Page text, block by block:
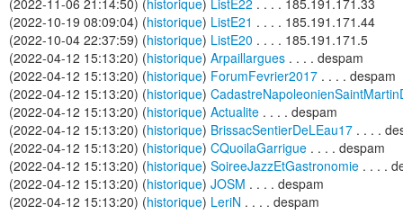
(2022-11-06 21:14:50) (historique) ListE22 . . . . 185.191.171.33
(2022-10-19 08:09:04) (historique) ListE21 . . . . 185.191.171.44
(2022-10-04 22:37:59) (historique) ListE20 . . . . 185.191.171.5
(2022-04-12 15:13:20) (historique) Arpaillargues . . . . despam
(2022-04-12 15:13:20) (historique) ForumFevrier2017 . . . . despam
(2022-04-12 15:13:20) (historique)
(2022-04-12 15:13:20) (historique) Actualite . . . . despam
(2022-04-12 15:13:20) (historique) BrissacSentierDeLEau17 . . . .
(2022-04-12 15:13:20) (historique) CQuoilaGarrigue . . . . despam
(2022-04-12 15:13:20) (historique) SoireeJazzEtGastronomie . . . .
(2022-04-12 15:13:20) (historique) JOSM . . . . despam
(2022-04-12 15:13:20) (historique) LeriN . . . . despam